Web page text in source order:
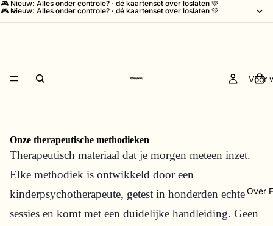
🎮 Nieuw: Alles onder controle? · dé kaartenset over loslaten 💛
🎮 Nieuw: Alles onder controle? · dé kaartenset over loslaten 💛
Voor
Over
Onze therapeutische methodieken
Therapeutisch materiaal dat je morgen meteen inzet.
Elke methodiek is ontwikkeld door een
kinderpsychotherapeute, getest in honderden echte
sessies en komt met een duidelijke handleiding. Geen